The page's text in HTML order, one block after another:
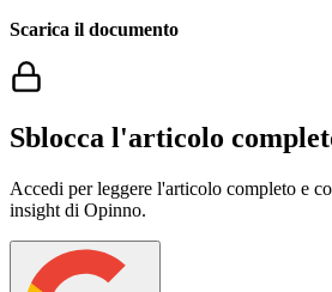
Scarica il documento
Sblocca l'articolo
Accedi per leggere l'articolo completo e
insight di Opinno.